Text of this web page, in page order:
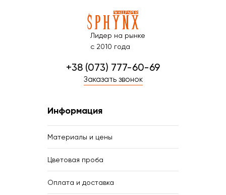
Лидер на рынке
с 2010 года
+38 (073) 777-60-69
Заказать звонок
Информация
Материалы и цены
Цветовая проба
Оплата и доставка